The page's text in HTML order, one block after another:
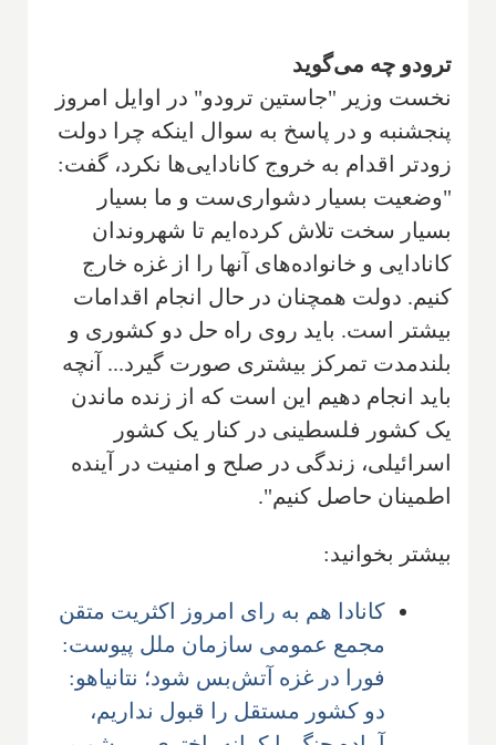
ترودو چه می‌گوید
نخست وزیر "جاستین ترودو" در اوایل امروز
پنجشنبه و در پاسخ به سوال اینکه چرا دولت
زودتر اقدام به خروج کانادایی‌ها نکرد، گفت:
"وضعیت بسیار دشواری‌ست و ما بسیار
بسیار سخت تلاش کرده‌ایم تا شهروندان
کانادایی و خانواده‌های آنها را از غزه خارج
کنیم. دولت همچنان در حال انجام اقدامات
بیشتر است. باید روی راه حل دو کشوری و
بلندمدت تمرکز بیشتری صورت گیرد... آنچه
باید انجام دهیم این است که از زنده ماندن
یک کشور فلسطینی در کنار یک کشور
اسرائیلی، زندگی در صلح و امنیت در آینده
اطمینان حاصل کنیم".
بیشتر بخوانید:
کانادا هم به رای امروز اکثریت متقن
مجمع عمومی سازمان ملل پیوست:
فورا در غزه آتش‌بس شود؛ نتانیاهو:
دو کشور مستقل را قبول نداریم،